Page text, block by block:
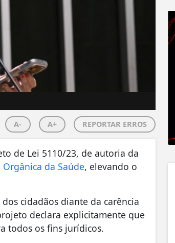
A- A+ REPORTAR ERROS
de Lei 5110/23, de autoria da
Orgânica da Saúde, elevando o
cidadãos diante da carência
declara explicitamente que
todos os fins jurídicos.